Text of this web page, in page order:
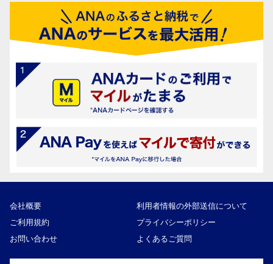
会社概要
利用者情報の外部送信について
ご利用規約
プライバシーポリシー
お問い合わせ
よくあるご質問